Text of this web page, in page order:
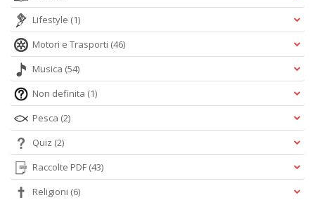
Lifestyle (1)
Motori e Trasporti (46)
Musica (54)
Non definita (1)
Pesca (2)
Quiz (2)
Raccolte PDF (43)
Religioni (6)